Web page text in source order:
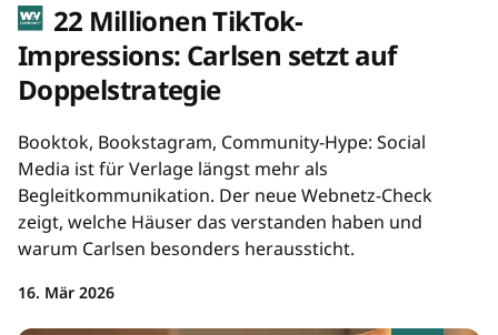
22 Millionen TikTok-
Impressions: Carlsen setzt auf
Doppelstrategie
Booktok, Bookstagram, Community-Hype: Social
Media ist für Verlage längst mehr als
Begleitkommunikation. Der neue Webnetz-Check
zeigt, welche Häuser das verstanden haben und
warum Carlsen besonders heraussticht.
16. Mär 2026